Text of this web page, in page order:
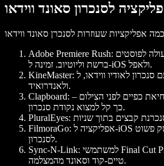
Adobe Premiere Rush:
ברשת וליוטיוב. זמינה ל-iOS ולאפל.
KineMaster:
ולאנדרואיד.
Clapboard:
כך קל למצוא נקודת סנכרון.
PluralEyes:
FilmoraGo:
לסנכרון.
Sync-N-Link:
טיים-קוד וסאונד מהמצלמה.